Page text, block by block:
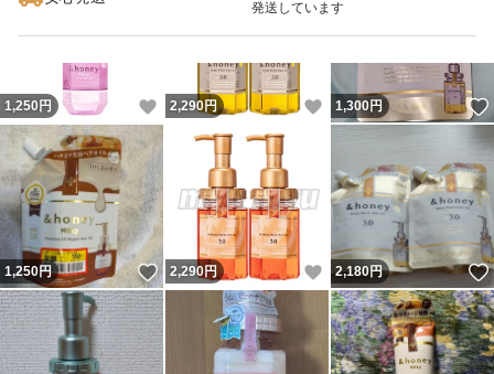
発送しています
1,250 円 いいね！
2,290円 いいね！
1,300円
1,250円 いいね！
2,290円 いいね！
2,180円